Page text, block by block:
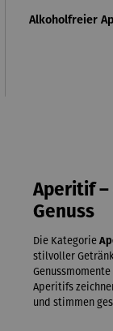
Alkoholfreier
Aperitif
Genuss
Die Kategorie
stilvoller
Aperitifs
und stimmen